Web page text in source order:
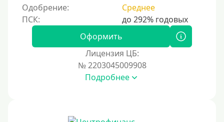
Одобрение:
Среднее
Оформить
Лицензия ЦБ:
№ 2203045009908
Подробнее